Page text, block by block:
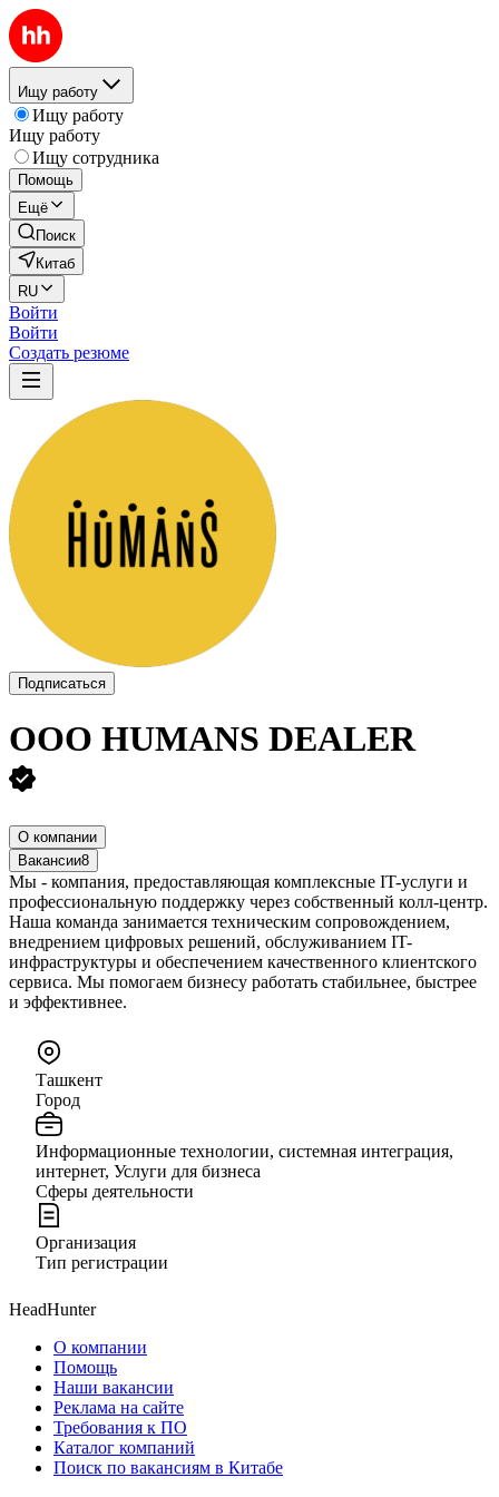
Ищу работу
Ищу работу
Ищу работу
Ищу сотрудника
Помощь
Ещё
Поиск
Китаб
RU
Войти
Войти
Создать резюме
Подписаться
ООО HUMANS DEALER
О компании
Вакансии8
Мы - компания, предоставляющая комплексные IT-услуги и
профессиональную поддержку через собственный колл-центр.
Наша команда занимается техническим сопровождением,
внедрением цифровых решений, обслуживанием IT-
инфраструктуры и обеспечением качественного клиентского
сервиса. Мы помогаем бизнесу работать стабильнее, быстрее
и эффективнее.
Ташкент
Город
Информационные технологии, системная интеграция,
интернет, Услуги для бизнеса
Сферы деятельности
Организация
Тип регистрации
HeadHunter
О компании
Помощь
Наши вакансии
Реклама на сайте
Требования к ПО
Каталог компаний
Поиск по вакансиям в Китабе